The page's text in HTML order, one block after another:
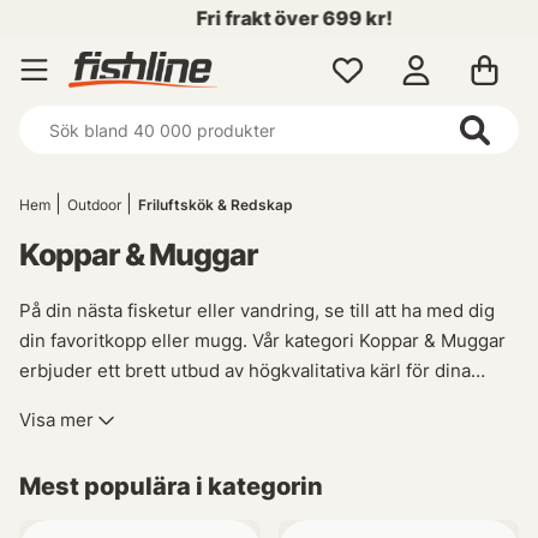
Fri frakt över 699 kr!
Hem Outdoor Friluftskök & Redskap
Koppar & Muggar
På din nästa fisketur eller vandring, se till att ha med dig
din favoritkopp eller mugg. Vår kategori Koppar & Muggar
erbjuder ett brett utbud av högkvalitativa kärl för dina
klassisk termosmugg, en robust fiskekopp eller en
och naturen, har vi något som passar just dig.
Visa mer
Mest populära i kategorin